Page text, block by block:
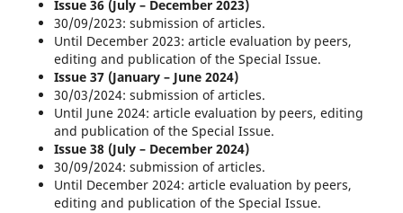
Issue 36 (July – December 2023)
30/09/2023: submission of articles.
Until December 2023: article evaluation by peers,
editing and publication of the Special Issue.
Issue 37 (January – June 2024)
30/03/2024: submission of articles.
Until June 2024: article evaluation by peers, editing
and publication of the Special Issue.
Issue 38 (July – December 2024)
30/09/2024: submission of articles.
Until December 2024: article evaluation by peers,
editing and publication of the Special Issue.